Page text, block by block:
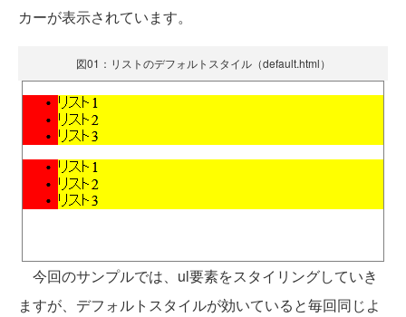
カーが表示されています。
図01：リストのデフォルトスタイル（default.html）
今回のサンプルでは、ul要素をスタイリングしていき
ますが、デフォルトスタイルが効いていると毎回同じよ